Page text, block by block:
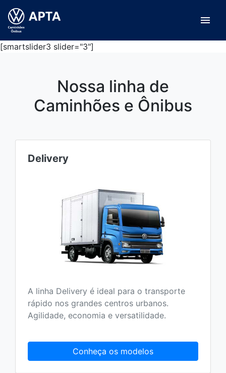
menu
[smartslider3 slider="3"]
Nossa linha de
Caminhões e Ônibus
Delivery
A linha Delivery é ideal para o transporte
rápido nos grandes centros urbanos.
Agilidade, economia e versatilidade.
Conheça os modelos